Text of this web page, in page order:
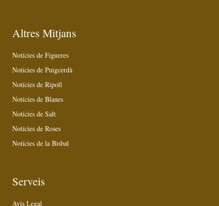
Altres Mitjans
Notícies de Figueres
Notícies de Puigcerdà
Notícies de Ripoll
Notícies de Blanes
Notícies de Salt
Notícies de Roses
Notícies de la Bisbal
Serveis
Avís Legal